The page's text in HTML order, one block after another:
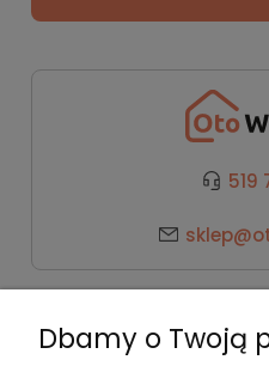
519
Dbamy o Twoją